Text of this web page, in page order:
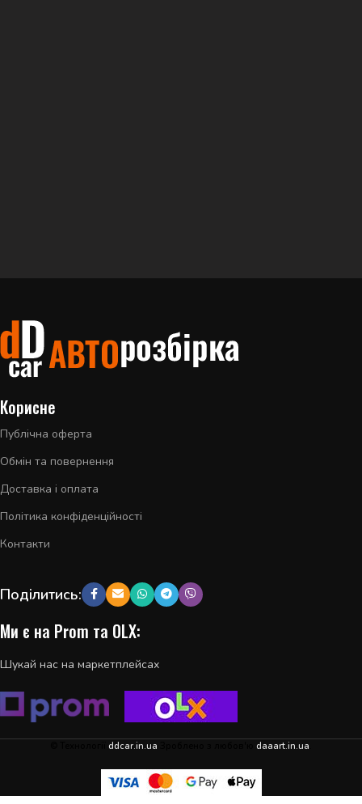
Корисне
Публічна оферта
Обмін та повернення
Доставка і оплата
Політика конфіденційності
Контакти
Поділитись:
Ми є на Prom та OLX:
Шукай нас на маркетплейсах
ddcar.in.ua daaart.in.ua
Ляда